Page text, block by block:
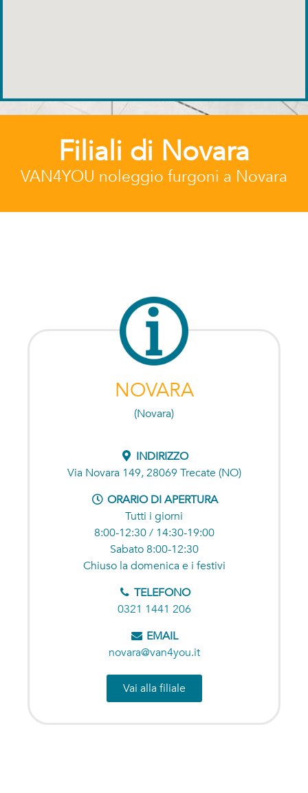
Filiali di Novara
VAN4YOU noleggio furgoni a Novara
NOVARA
(Novara)
INDIRIZZO
Via Novara 149, 28069 Trecate (NO)
ORARIO DI APERTURA
Tutti i giorni
8:00-12:30 / 14:30-19:00
Sabato 8:00-12:30
Chiuso la domenica e i festivi
TELEFONO
0321 1441 206
EMAIL
novara@van4you.it
Vai alla filiale